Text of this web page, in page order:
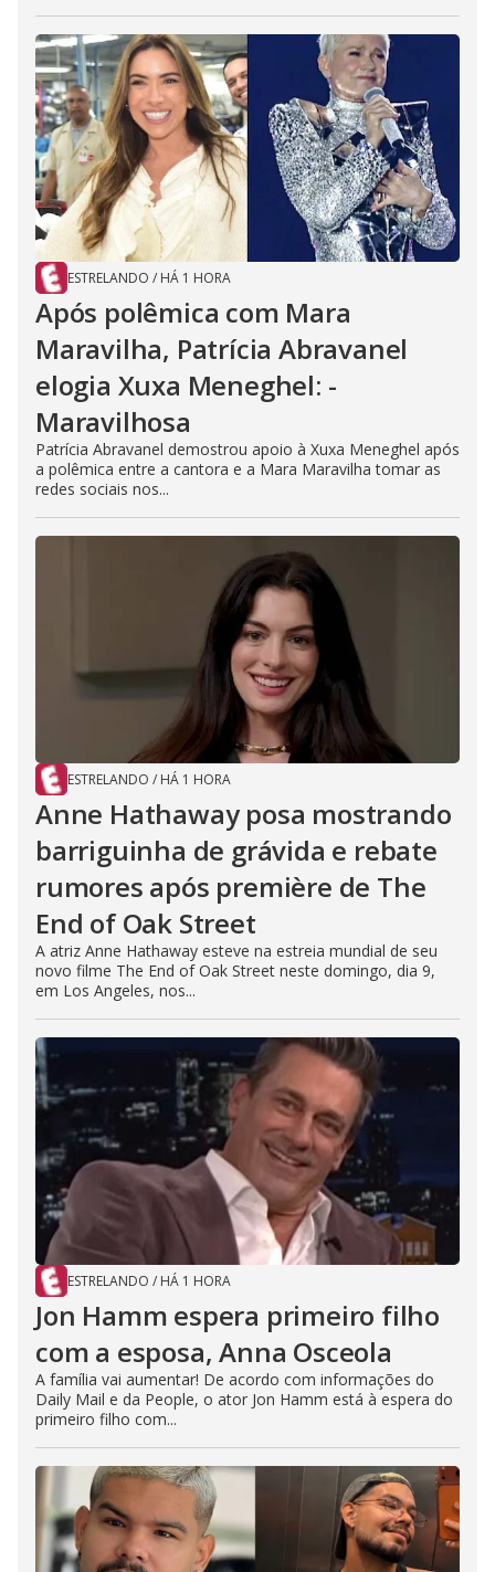
ESTRELANDO / HÁ 1 HORA
Após polêmica com Mara
Maravilha, Patrícia Abravanel
elogia Xuxa Meneghel: -
Maravilhosa
Patrícia Abravanel demostrou apoio à Xuxa Meneghel após
a polêmica entre a cantora e a Mara Maravilha tomar as
redes sociais nos...
ESTRELANDO / HÁ 1 HORA
Anne Hathaway posa mostrando
barriguinha de grávida e rebate
rumores após première de The
End of Oak Street
A atriz Anne Hathaway esteve na estreia mundial de seu
novo filme The End of Oak Street neste domingo, dia 9,
em Los Angeles, nos...
ESTRELANDO / HÁ 1 HORA
Jon Hamm espera primeiro filho
com a esposa, Anna Osceola
A família vai aumentar! De acordo com informações do
Daily Mail e da People, o ator Jon Hamm está à espera do
primeiro filho com...